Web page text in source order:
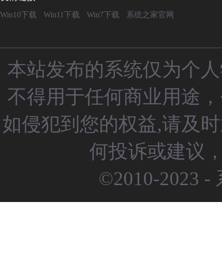
Win10下载 Win11下载 Win7下载 系统之家官网
本站发布的系统仅为个
不得用于任何商业用途
如侵犯到您的权益,请及
何投诉或建议
©2010-2023 -